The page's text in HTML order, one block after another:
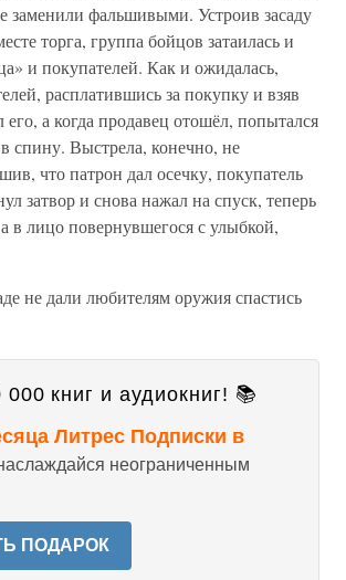
заменили фальшивыми. Устроив засаду
торга, группа бойцов затаилась и
и покупателей. Как и ожидалась,
расплатившись за покупку и взяв
его, а когда продавец отошёл, попытался
спину. Выстрела, конечно, не
что патрон дал осечку, покупатель
затвор и снова нажал на спуск, теперь
в лицо повернувшегося с улыбкой,
не дали любителям оружия спастись
книг и аудиокниг! 📚
Литрес Подписки в
неограниченным
ПОДАРОК